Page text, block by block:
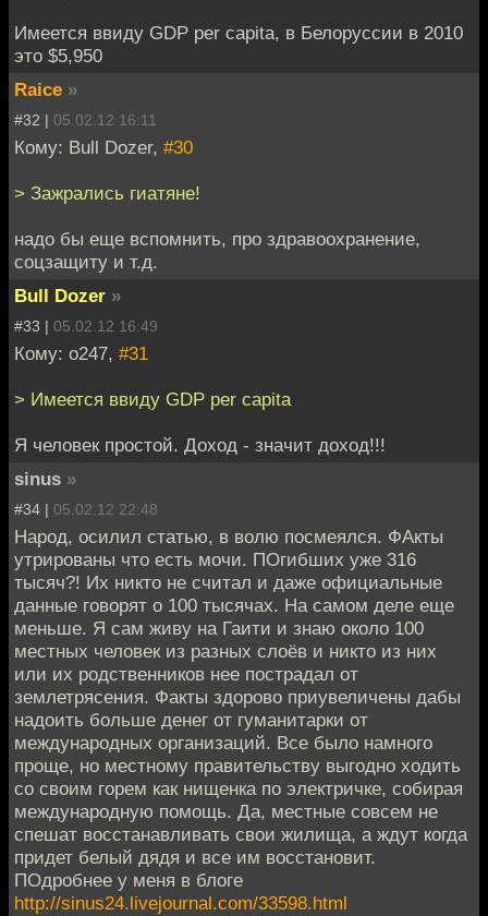
Имеется ввиду GDP per capita, в Белоруссии в 2010
это $5,950
Raice »
#32 | 05.02.12 16:11
Кому: Bull Dozer, #30
> Зажрались гиатяне!
надо бы еще вспомнить, про здравоохранение,
соцзащиту и т.д.
Bull Dozer »
#33 | 05.02.12 16:49
Кому: o247, #31
> Имеется ввиду GDP per capita
Я человек простой. Доход - значит доход!!!
sinus »
#34 | 05.02.12 22:48
Народ, осилил статью, в волю посмеялся. ФАкты
утрированы что есть мочи. ПОгибших уже 316
тысяч?! Их никто не считал и даже официальные
данные говорят о 100 тысячах. На самом деле еще
меньше. Я сам живу на Гаити и знаю около 100
местных человек из разных слоёв и никто из них
или их родственников нее пострадал от
землетрясения. Факты здорово приувеличены дабы
надоить больше денег от гуманитарки от
международных организаций. Все было намного
проще, но местному правительству выгодно ходить
со своим горем как нищенка по электричке, собирая
международную помощь. Да, местные совсем не
спешат восстанавливать свои жилища, а ждут когда
придет белый дядя и все им восстановит.
ПОдробнее у меня в блоге
http://sinus24.livejournal.com/33598.html